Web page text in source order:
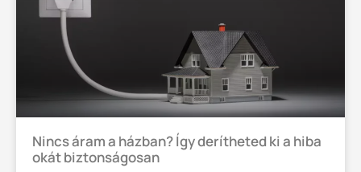
Nincs áram a házban? Így derítheted ki a hiba
okát biztonságosan